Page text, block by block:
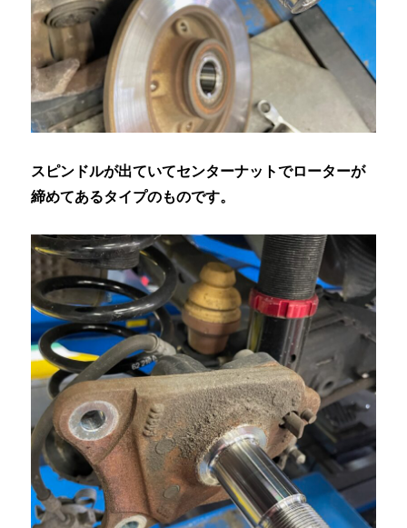
スピンドルが出ていてセンターナットでローターが
締めてあるタイプのものです。